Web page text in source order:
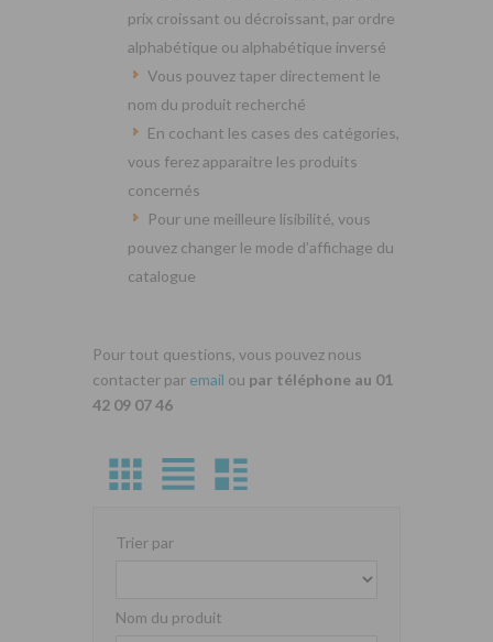
prix croissant ou décroissant, par ordre
alphabétique ou alphabétique inversé
Vous pouvez taper directement le
nom du produit recherché
En cochant les cases des catégories,
vous ferez apparaitre les produits
concernés
Pour une meilleure lisibilité, vous
pouvez changer le mode d’affichage du
catalogue
Pour tout questions, vous pouvez nous
contacter par email ou par téléphone au 01
42 09 07 46
Trier par
Nom du produit